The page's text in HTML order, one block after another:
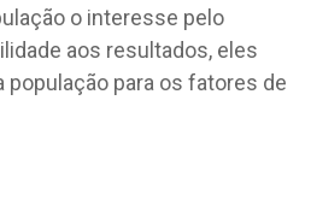
o interesse pelo
aos resultados, eles
população para os fatores de